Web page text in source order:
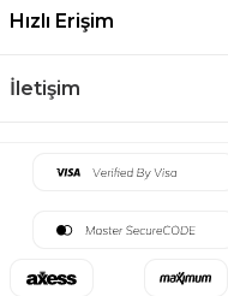
Hızlı Erişim
İletişim